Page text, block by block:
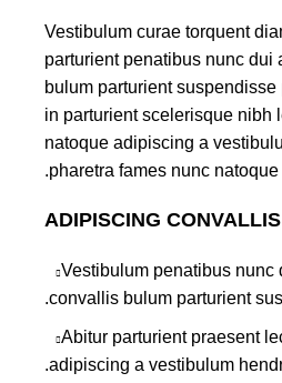
Vestibulum curae torquent
parturient penatibus nunc
bulum parturient
in parturient scelerisque nibh
natoque adipiscing a
pharetra fames nunc natoque
ADIPISCING
Vestibulum penatibus nunc
convallis bulum parturient
Abitur parturient praesent
adipiscing a vestibulum